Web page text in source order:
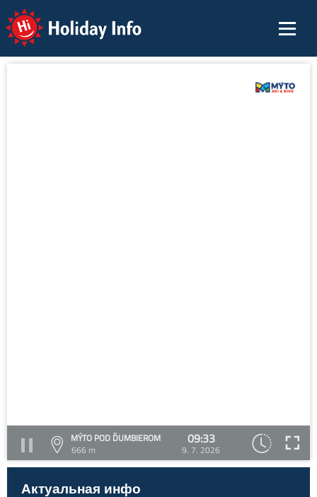
Holiday Info
MÝTO POD ĎUMBIEROM
666 m
09:33
9. 7. 2026
Актуальная инфо